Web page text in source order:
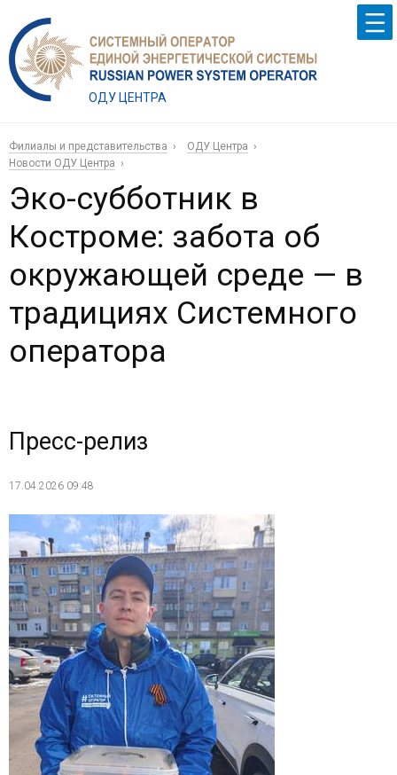
ОДУ ЦЕНТРА
Филиалы и представительства
ОДУ Центра
Новости ОДУ Центра
Эко-субботник в
Костроме: забота об
окружающей среде — в
традициях Системного
оператора
Пресс-релиз
17.04.2026 09:48